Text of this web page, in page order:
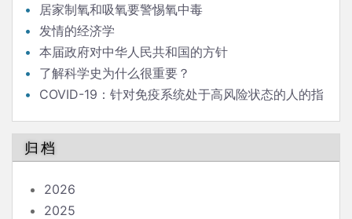
居家制氧和吸氧要警惕氧中毒
发情的经济学
本届政府对中华人民共和国的方针
了解科学史为什么很重要？
COVID-19：针对免疫系统处于高风险状态的人的指
归档
2026
2025